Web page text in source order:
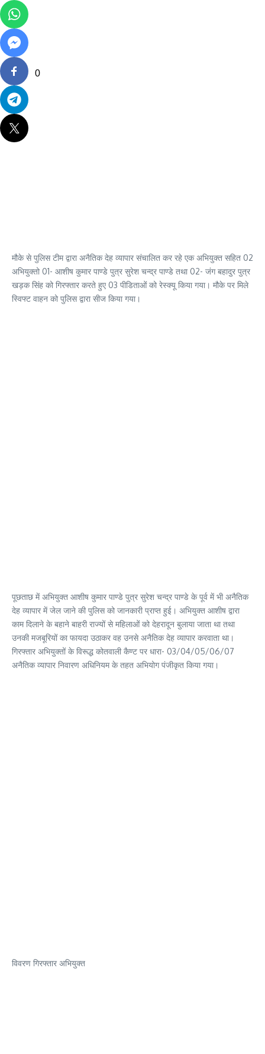
0
मौके से पुलिस टीम द्वारा अनैतिक देह व्यापार संचालित कर रहे एक अभियुक्त सहित 02
अभियुक्तो 01- आशीष कुमार पाण्डे पुत्र सुरेश चन्द्र पाण्डे तथा 02- जंग बहादुर पुत्र
खड़क सिंह को गिरफ्तार करते हुए 03 पीडिताओं को रेस्क्यू किया गया। मौके पर मिले
स्विफ्ट वाहन को पुलिस द्वारा सीज किया गया।
पूछताछ में अभियुक्त आशीष कुमार पाण्डे पुत्र सुरेश चन्द्र पाण्डे के पूर्व में भी अनैतिक
देह व्यापार में जेल जाने की पुलिस को जानकारी प्राप्त हुई। अभियुक्त आशीष द्वारा
काम दिलाने के बहाने बाहरी राज्यों से महिलाओं को देहरादून बुलाया जाता था तथा
उनकी मजबूरियों का फायदा उठाकर वह उनसे अनैतिक देह व्यापार करवाता था।
गिरफ्तार अभियुक्तों के विरूद्ध कोतवाली कैण्ट पर धारा- 03/04/05/06/07
अनैतिक व्यापार निवारण अधिनियम के तहत अभियोग पंजीकृत किया गया।
विवरण गिरफ्तार अभियुक्त